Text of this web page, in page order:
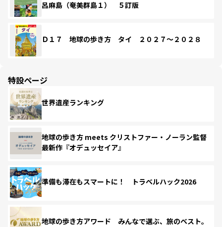
呂麻島（奄美群島１） ５訂版
Ｄ１７ 地球の歩き方 タイ ２０２７～２０２８
特設ページ
世界遺産ランキング
地球の歩き方 meets クリストファー・ノーラン監督
最新作『オデュッセイア』
準備も滞在もスマートに！ トラベルハック2026
地球の歩き方アワード みんなで選ぶ、旅のベスト。